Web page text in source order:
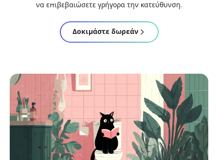
να επιβεβαιώσετε γρήγορα την κατεύθυνση.
Δοκιμάστε δωρεάν